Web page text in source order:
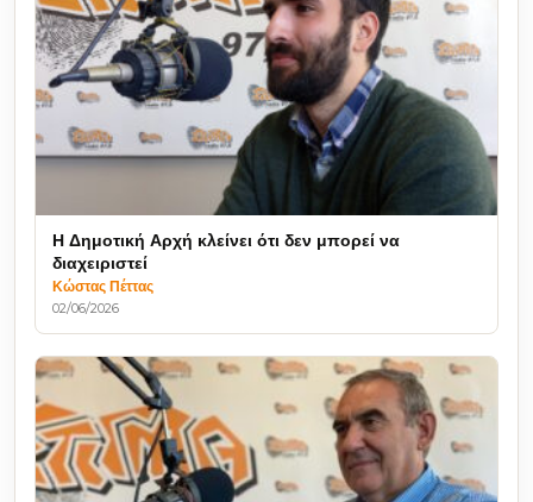
Η Δημοτική Αρχή κλείνει ότι δεν μπορεί να
διαχειριστεί
Κώστας Πέττας
02/06/2026